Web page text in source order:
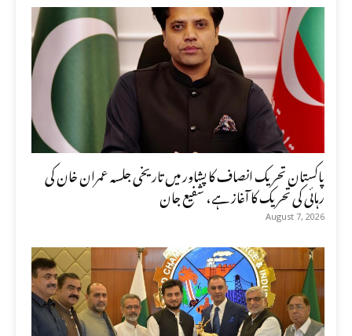
پاکستان تحریک انصاف کا پشاور میں تاریخی جلسہ عمران خان کی
رہائی کی تحریک کا آغاز ہے، شفیع جان
August 7, 2026